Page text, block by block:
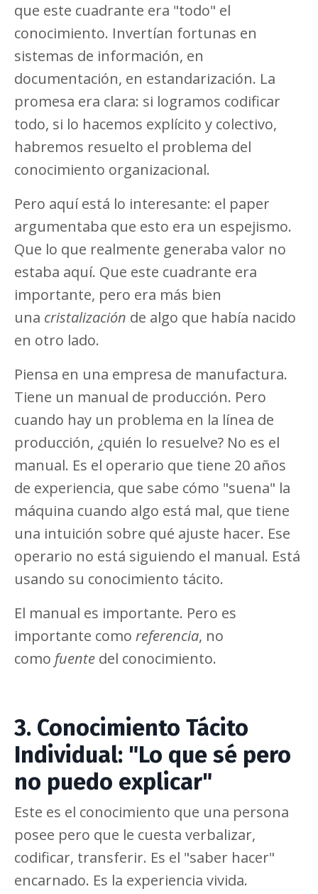
que este cuadrante era "todo" el
conocimiento. Invertían fortunas en
sistemas de información, en
documentación, en estandarización. La
promesa era clara: si logramos codificar
todo, si lo hacemos explícito y colectivo,
habremos resuelto el problema del
conocimiento organizacional.
Pero aquí está lo interesante: el paper
argumentaba que esto era un espejismo.
Que lo que realmente generaba valor no
estaba aquí. Que este cuadrante era
importante, pero era más bien
una cristalización de algo que había nacido
en otro lado.
Piensa en una empresa de manufactura.
Tiene un manual de producción. Pero
cuando hay un problema en la línea de
producción, ¿quién lo resuelve? No es el
manual. Es el operario que tiene 20 años
de experiencia, que sabe cómo "suena" la
máquina cuando algo está mal, que tiene
una intuición sobre qué ajuste hacer. Ese
operario no está siguiendo el manual. Está
usando su conocimiento tácito.
El manual es importante. Pero es
importante como referencia, no
como fuente del conocimiento.
3. Conocimiento Tácito
Individual: "Lo que sé pero
no puedo explicar"
Este es el conocimiento que una persona
posee pero que le cuesta verbalizar,
codificar, transferir. Es el "saber hacer"
encarnado. Es la experiencia vivida.